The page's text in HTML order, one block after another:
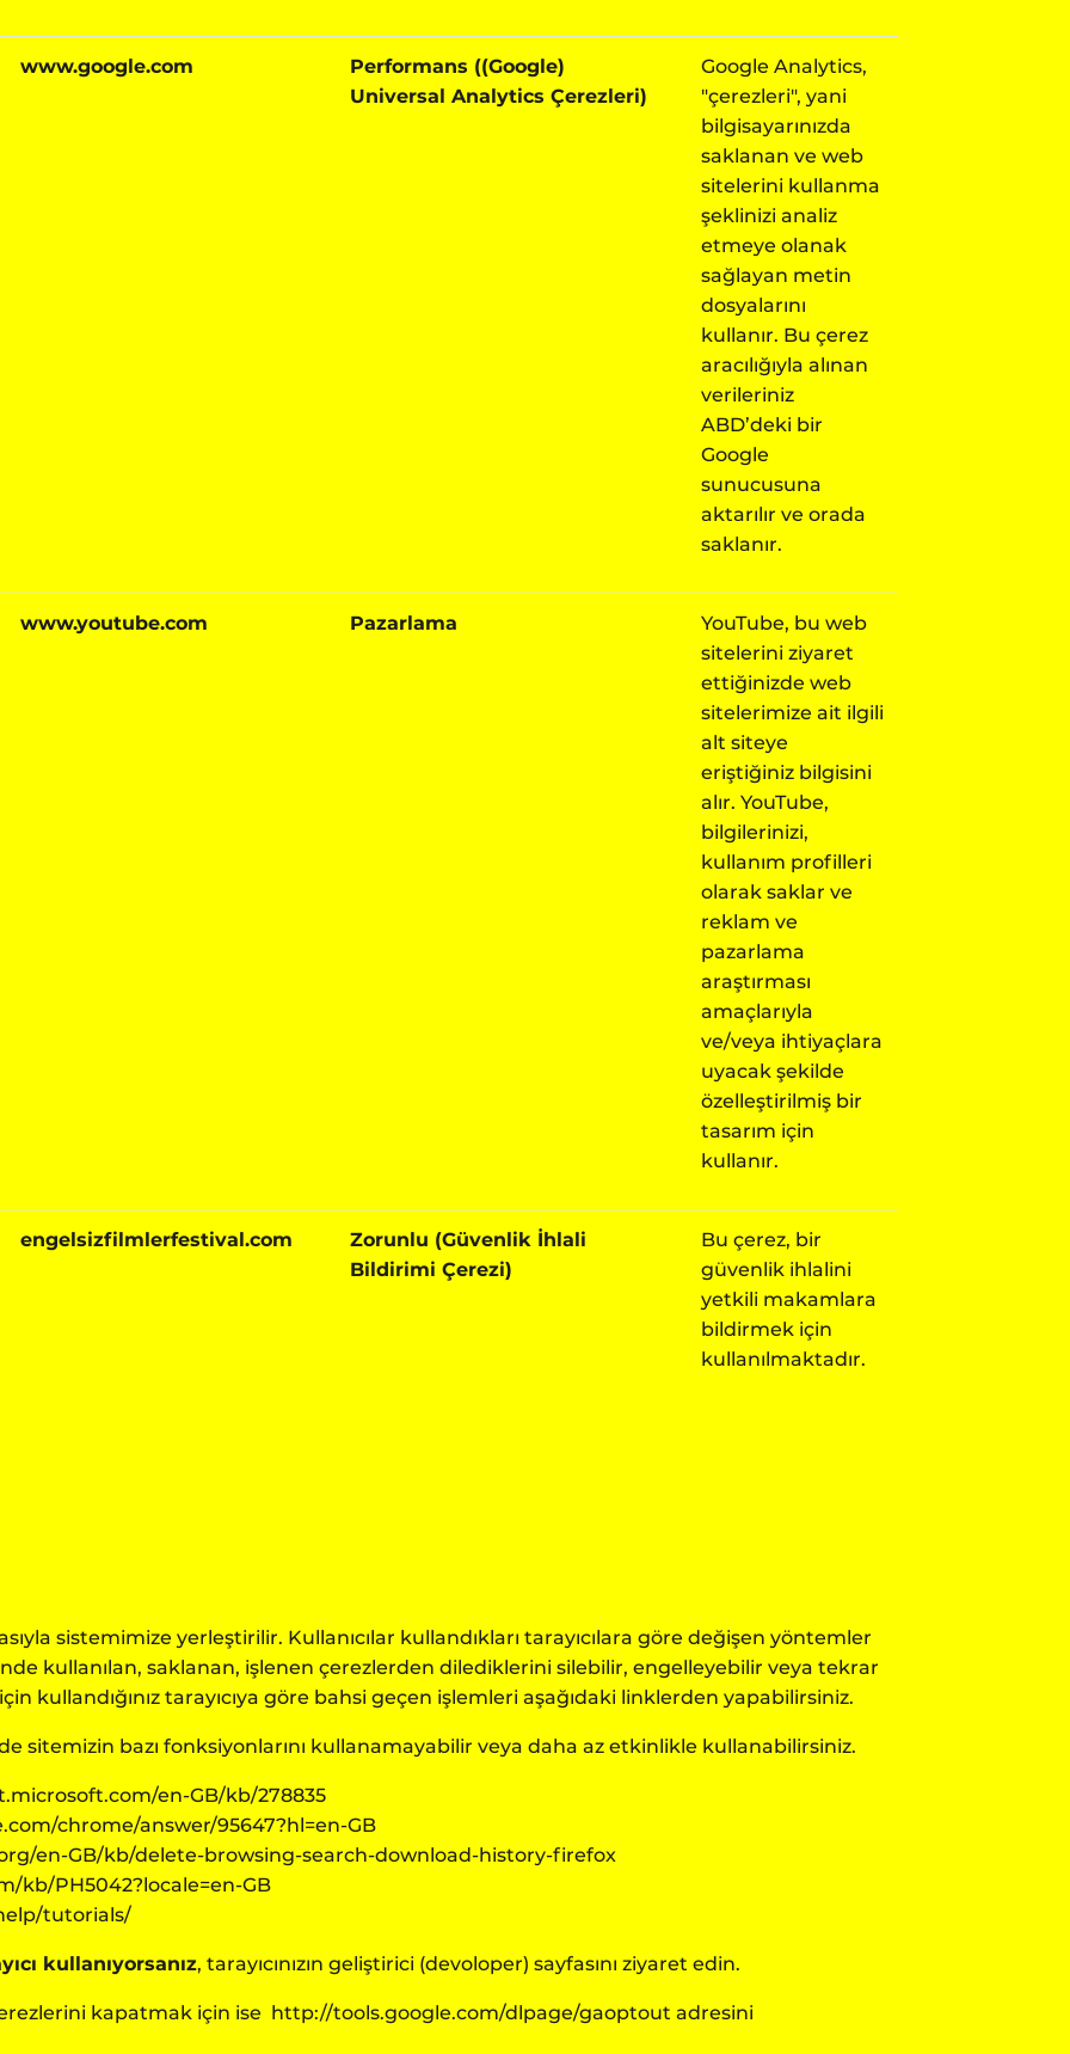
www.google.com
Performans ((Google)
Universal Analytics Çerezleri)
Google Analytics,
"çerezleri", yani
bilgisayarınızda
saklanan ve web
sitelerini kullanma
şeklinizi analiz
etmeye olanak
sağlayan metin
dosyalarını
kullanır. Bu çerez
aracılığıyla alınan
verileriniz
ABD’deki bir
Google
sunucusuna
aktarılır ve orada
saklanır.
www.youtube.com Pazarlama
YouTube, bu web
sitelerini ziyaret
ettiğinizde web
sitelerimize ait ilgili
alt siteye
eriştiğiniz bilgisini
alır. YouTube,
bilgilerinizi,
kullanım profilleri
olarak saklar ve
reklam ve
pazarlama
araştırması
amaçlarıyla
ve/veya ihtiyaçlara
uyacak şekilde
özelleştirilmiş bir
tasarım için
kullanır.
engelsizfilmlerfestival.com
Zorunlu (Güvenlik İhlali
Bildirimi Çerezi)
Bu çerez, bir
güvenlik ihlalini
yetkili makamlara
bildirmek için
kullanılmaktadır.
sistemimize yerleştirilir. Kullanıcılar kullandıkları tarayıcılara göre değişen yöntemler
kullanılan, saklanan, işlenen çerezlerden dilediklerini silebilir, engelleyebilir veya tekrar
kullandığınız tarayıcıya göre bahsi geçen işlemleri aşağıdaki linklerden yapabilirsiniz.
sitemizin bazı fonksiyonlarını kullanamayabilir veya daha az etkinlikle kullanabilirsiniz.
en-GB/kb/278835
chrome/answer/95647?hl=en-GB
en-GB/kb/delete-browsing-search-download-history-firefox
kb/PH5042?locale=en-GB
tutorials/
kullanıyorsanız, tarayıcınızın geliştirici (devoloper) sayfasını ziyaret edin.
kapatmak için ise http://tools.google.com/dlpage/gaoptout adresini